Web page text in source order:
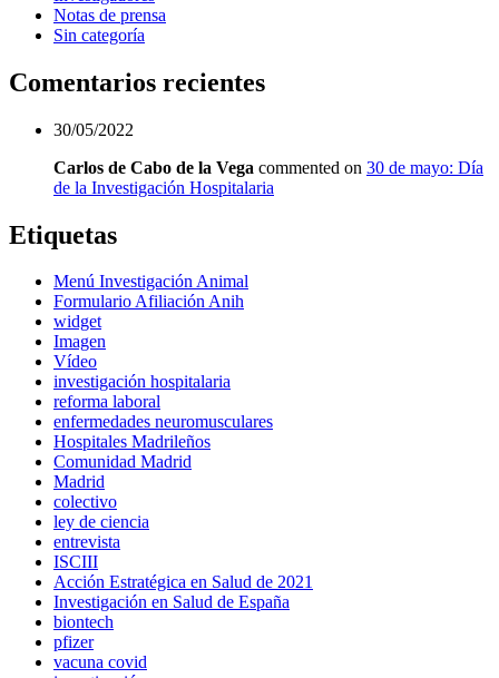
Notas de prensa
Sin categoría
Comentarios recientes
30/05/2022
Carlos de Cabo de la Vega commented on 30 de mayo: Día
de la Investigación Hospitalaria
Etiquetas
Menú Investigación Animal
Formulario Afiliación Anih
widget
Imagen
Vídeo
investigación hospitalaria
reforma laboral
enfermedades neuromusculares
Hospitales Madrileños
Comunidad Madrid
Madrid
colectivo
ley de ciencia
entrevista
ISCIII
Acción Estratégica en Salud de 2021
Investigación en Salud de España
biontech
pfizer
vacuna covid